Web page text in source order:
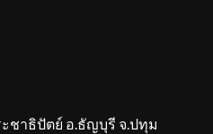
ชาธิปัตย์ อ.ธัญบุรี จ.ปทุม